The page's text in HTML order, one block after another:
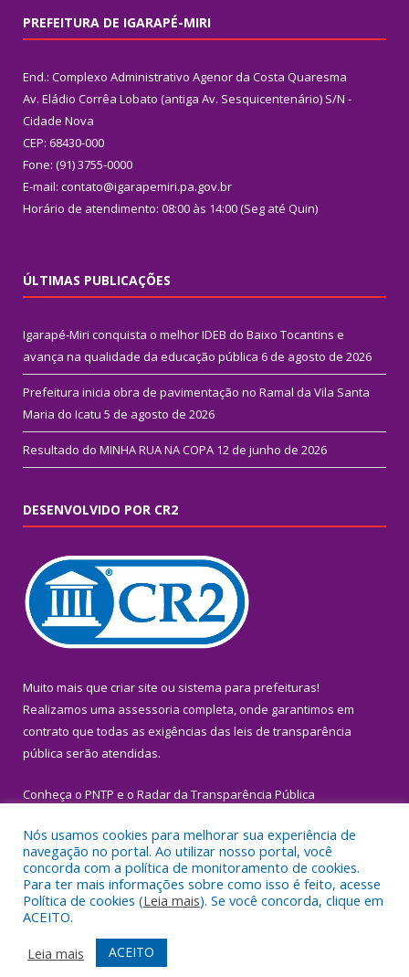
PREFEITURA DE IGARAPÉ-MIRI
End.: Complexo Administrativo Agenor da Costa Quaresma
Av. Eládio Corrêa Lobato (antiga Av. Sesquicentenário) S/N -
Cidade Nova
CEP: 68430-000
Fone: (91) 3755-0000
E-mail: contato@igarapemiri.pa.gov.br
Horário de atendimento: 08:00 às 14:00 (Seg até Quin)
ÚLTIMAS PUBLICAÇÕES
Igarapé-Miri conquista o melhor IDEB do Baixo Tocantins e
avança na qualidade da educação pública 6 de agosto de 2026
Prefeitura inicia obra de pavimentação no Ramal da Vila Santa
Maria do Icatu 5 de agosto de 2026
Resultado do MINHA RUA NA COPA 12 de junho de 2026
DESENVOLVIDO POR CR2
Muito mais que criar site ou sistema para prefeituras!
Realizamos uma assessoria completa, onde garantimos em
contrato que todas as exigências das leis de transparência
pública serão atendidas.
Conheça o PNTP e o Radar da Transparência Pública
Todos os direitos reservados a Prefeitura Municipal de Igarapé-
Miri.
Mapa do Site
Acessar Área Administrativa
Acessar Webmail
Nós usamos cookies para melhorar sua experiência de
navegação no portal. Ao utilizar nosso portal, você
concorda com a política de monitoramento de cookies.
Para ter mais informações sobre como isso é feito, acesse
Política de cookies (Leia mais). Se você concorda, clique em
ACEITO.
Leia mais
ACEITO